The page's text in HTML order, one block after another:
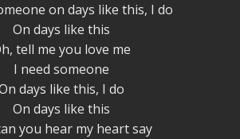
on days like this, I do
On days like this
tell me you love me
I need someone
days like this, I do
On days like this
you hear my heart say